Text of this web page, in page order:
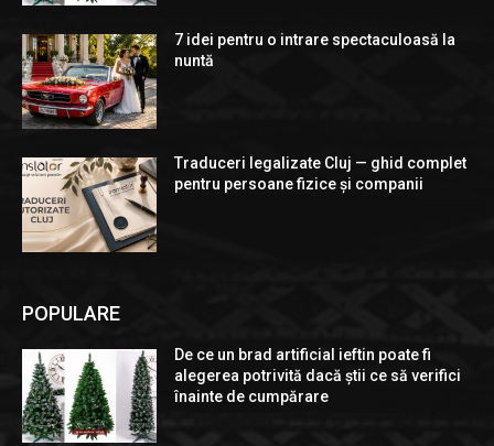
7 idei pentru o intrare spectaculoasă la
nuntă
Traduceri legalizate Cluj — ghid complet
pentru persoane fizice și companii
POPULARE
De ce un brad artificial ieftin poate fi
alegerea potrivită dacă știi ce să verifici
înainte de cumpărare